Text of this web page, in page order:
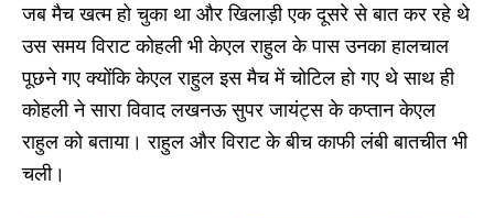
जब मैच खत्म हो चुका था और खिलाड़ी एक दूसरे से बात कर रहे थे
उस समय विराट कोहली भी केएल राहुल के पास उनका हालचाल
पूछने गए क्योंकि केएल राहुल इस मैच में चोटिल हो गए थे साथ ही
कोहली ने सारा विवाद लखनऊ सुपर जायंट्स के कप्तान केएल
राहुल को बताया। राहुल और विराट के बीच काफी लंबी बातचीत भी
चली।